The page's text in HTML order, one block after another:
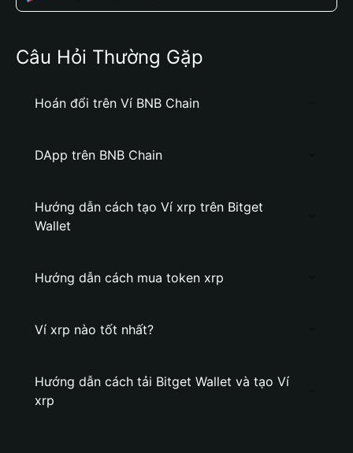
Câu Hỏi Thường Gặp
Hoán đổi trên Ví BNB Chain
DApp trên BNB Chain
Hướng dẫn cách tạo Ví xrp trên Bitget
Wallet
Hướng dẫn cách mua token xrp
Ví xrp nào tốt nhất?
Hướng dẫn cách tải Bitget Wallet và tạo Ví
xrp